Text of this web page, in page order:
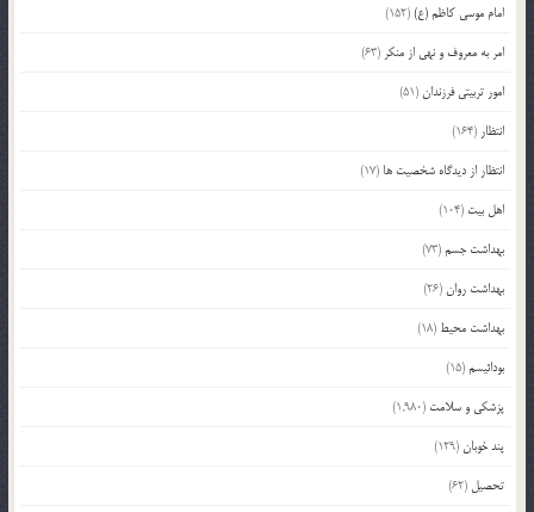
امام موسی کاظم (ع)(152)
امر به معروف و نهی از منکر (63)
امور تربیتی فرزندان(51)
انتظار (164)
انتظار از دیدگاه شخصیت ها (17)
اهل بیت (104)
بهداشت جسم(73)
بهداشت روان(26)
بهداشت محیط (18)
بودائیسم(15)
پزشکی و سلامت (1,980)
پند خوبان(129)
تحصیل (62)